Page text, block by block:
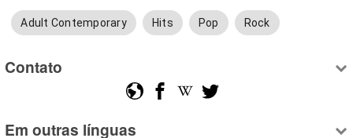
Adult Contemporary Hits Pop Rock
Contato
Em outras línguas